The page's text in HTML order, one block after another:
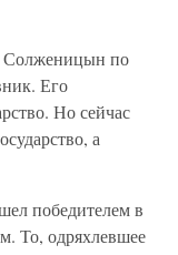
Солженицын по
Его
Но сейчас
а
победителем в
То, одряхлевшее